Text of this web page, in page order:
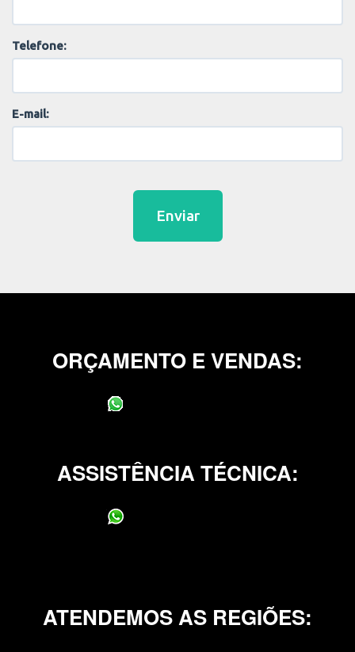
Telefone:
E-mail:
Enviar
ORÇAMENTO E VENDAS:
ASSISTÊNCIA TÉCNICA:
ATENDEMOS AS REGIÕES: